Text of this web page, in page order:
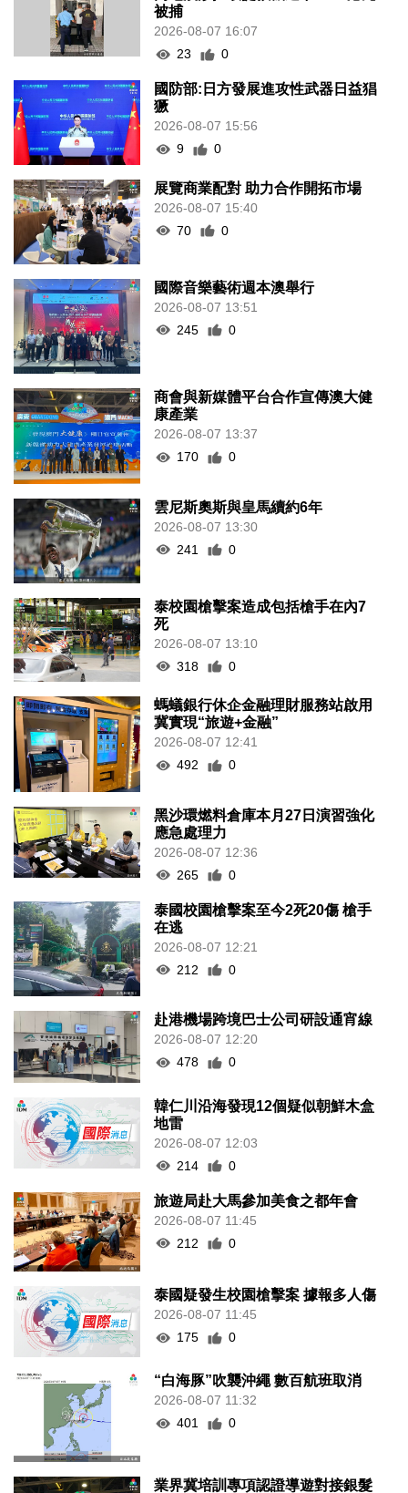
被捕
2026-08-07 16:07
23
0
國防部:日方發展進攻性武器日益猖
獗
2026-08-07 15:56
9
0
展覽商業配對 助力合作開拓市場
2026-08-07 15:40
70
0
國際音樂藝術週本澳舉行
2026-08-07 13:51
245
0
商會與新媒體平台合作宣傳澳大健
康產業
2026-08-07 13:37
170
0
雲尼斯奧斯與皇馬續約6年
2026-08-07 13:30
241
0
泰校園槍擊案造成包括槍手在內7
死
2026-08-07 13:10
318
0
螞蟻銀行休企金融理財服務站啟用
冀實現“旅遊+金融”
2026-08-07 12:41
492
0
黑沙環燃料倉庫本月27日演習強化
應急處理力
2026-08-07 12:36
265
0
泰國校園槍擊案至今2死20傷 槍手
在逃
2026-08-07 12:21
212
0
赴港機場跨境巴士公司研設通宵線
2026-08-07 12:20
478
0
韓仁川沿海發現12個疑似朝鮮木盒
地雷
2026-08-07 12:03
214
0
旅遊局赴大馬參加美食之都年會
2026-08-07 11:45
212
0
泰國疑發生校園槍擊案 據報多人傷
2026-08-07 11:45
175
0
“白海豚”吹襲沖繩 數百航班取消
2026-08-07 11:32
401
0
業界冀培訓專項認證導遊對接銀髮